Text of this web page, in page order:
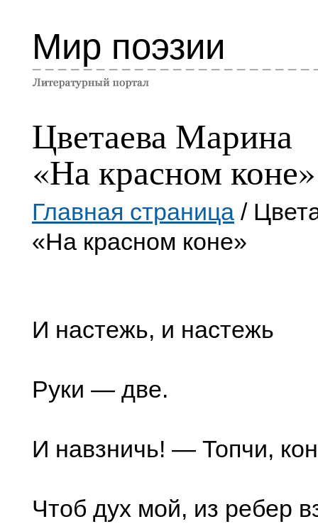
Мир поэзии
Цветаева Марина
«На красном коне»
Главная страница /
«На красном коне»
И настежь, и настежь
Руки — две.
И навзничь! — Топчи,
Чтоб дух мой, из ребер